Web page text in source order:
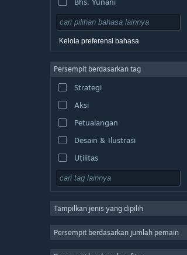
Kelola preferensi bahasa
Persempit berdasarkan tag
Strategi
Aksi
Petualangan
Desain & Ilustrasi
Utilitas
F2P
MMO
Indie
Tampilkan jenis yang dipilih
Persempit berdasarkan jumlah pemain